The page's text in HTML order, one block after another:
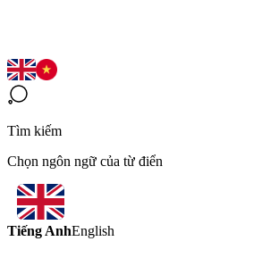
Tìm kiếm
Chọn ngôn ngữ của từ điển
Tiếng AnhEnglish